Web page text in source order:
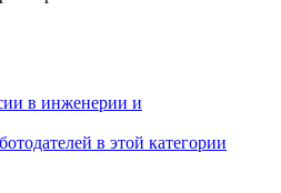
в инженерии и
в этой категории